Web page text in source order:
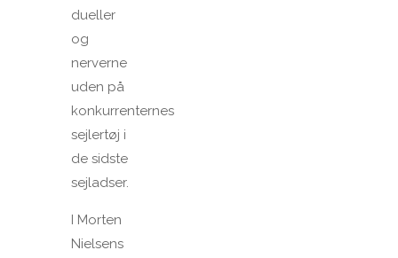
dueller
og
nerverne
uden på
konkurrenternes
sejlertøj i
de sidste
sejladser.
I Morten
Nielsens